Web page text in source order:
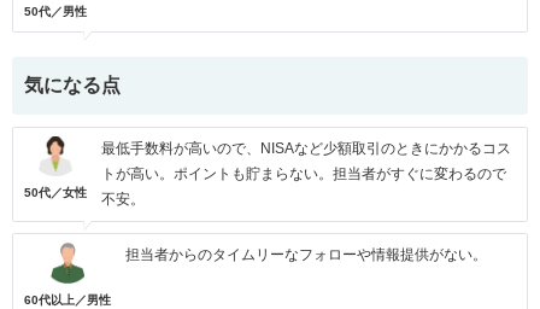
50代／男性
気になる点
50代／女性
最低手数料が高いので、NISAなど少額取引のときにかかるコス
トが高い。ポイントも貯まらない。担当者がすぐに変わるので
不安。
60代以上／男性
担当者からのタイムリーなフォローや情報提供がない。